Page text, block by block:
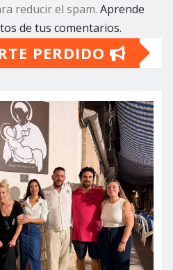
reducir el spam. Aprende
de tus comentarios.
PERDIDO